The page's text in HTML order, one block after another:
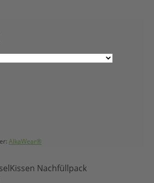
AlkaWear®
Nachfüllpack